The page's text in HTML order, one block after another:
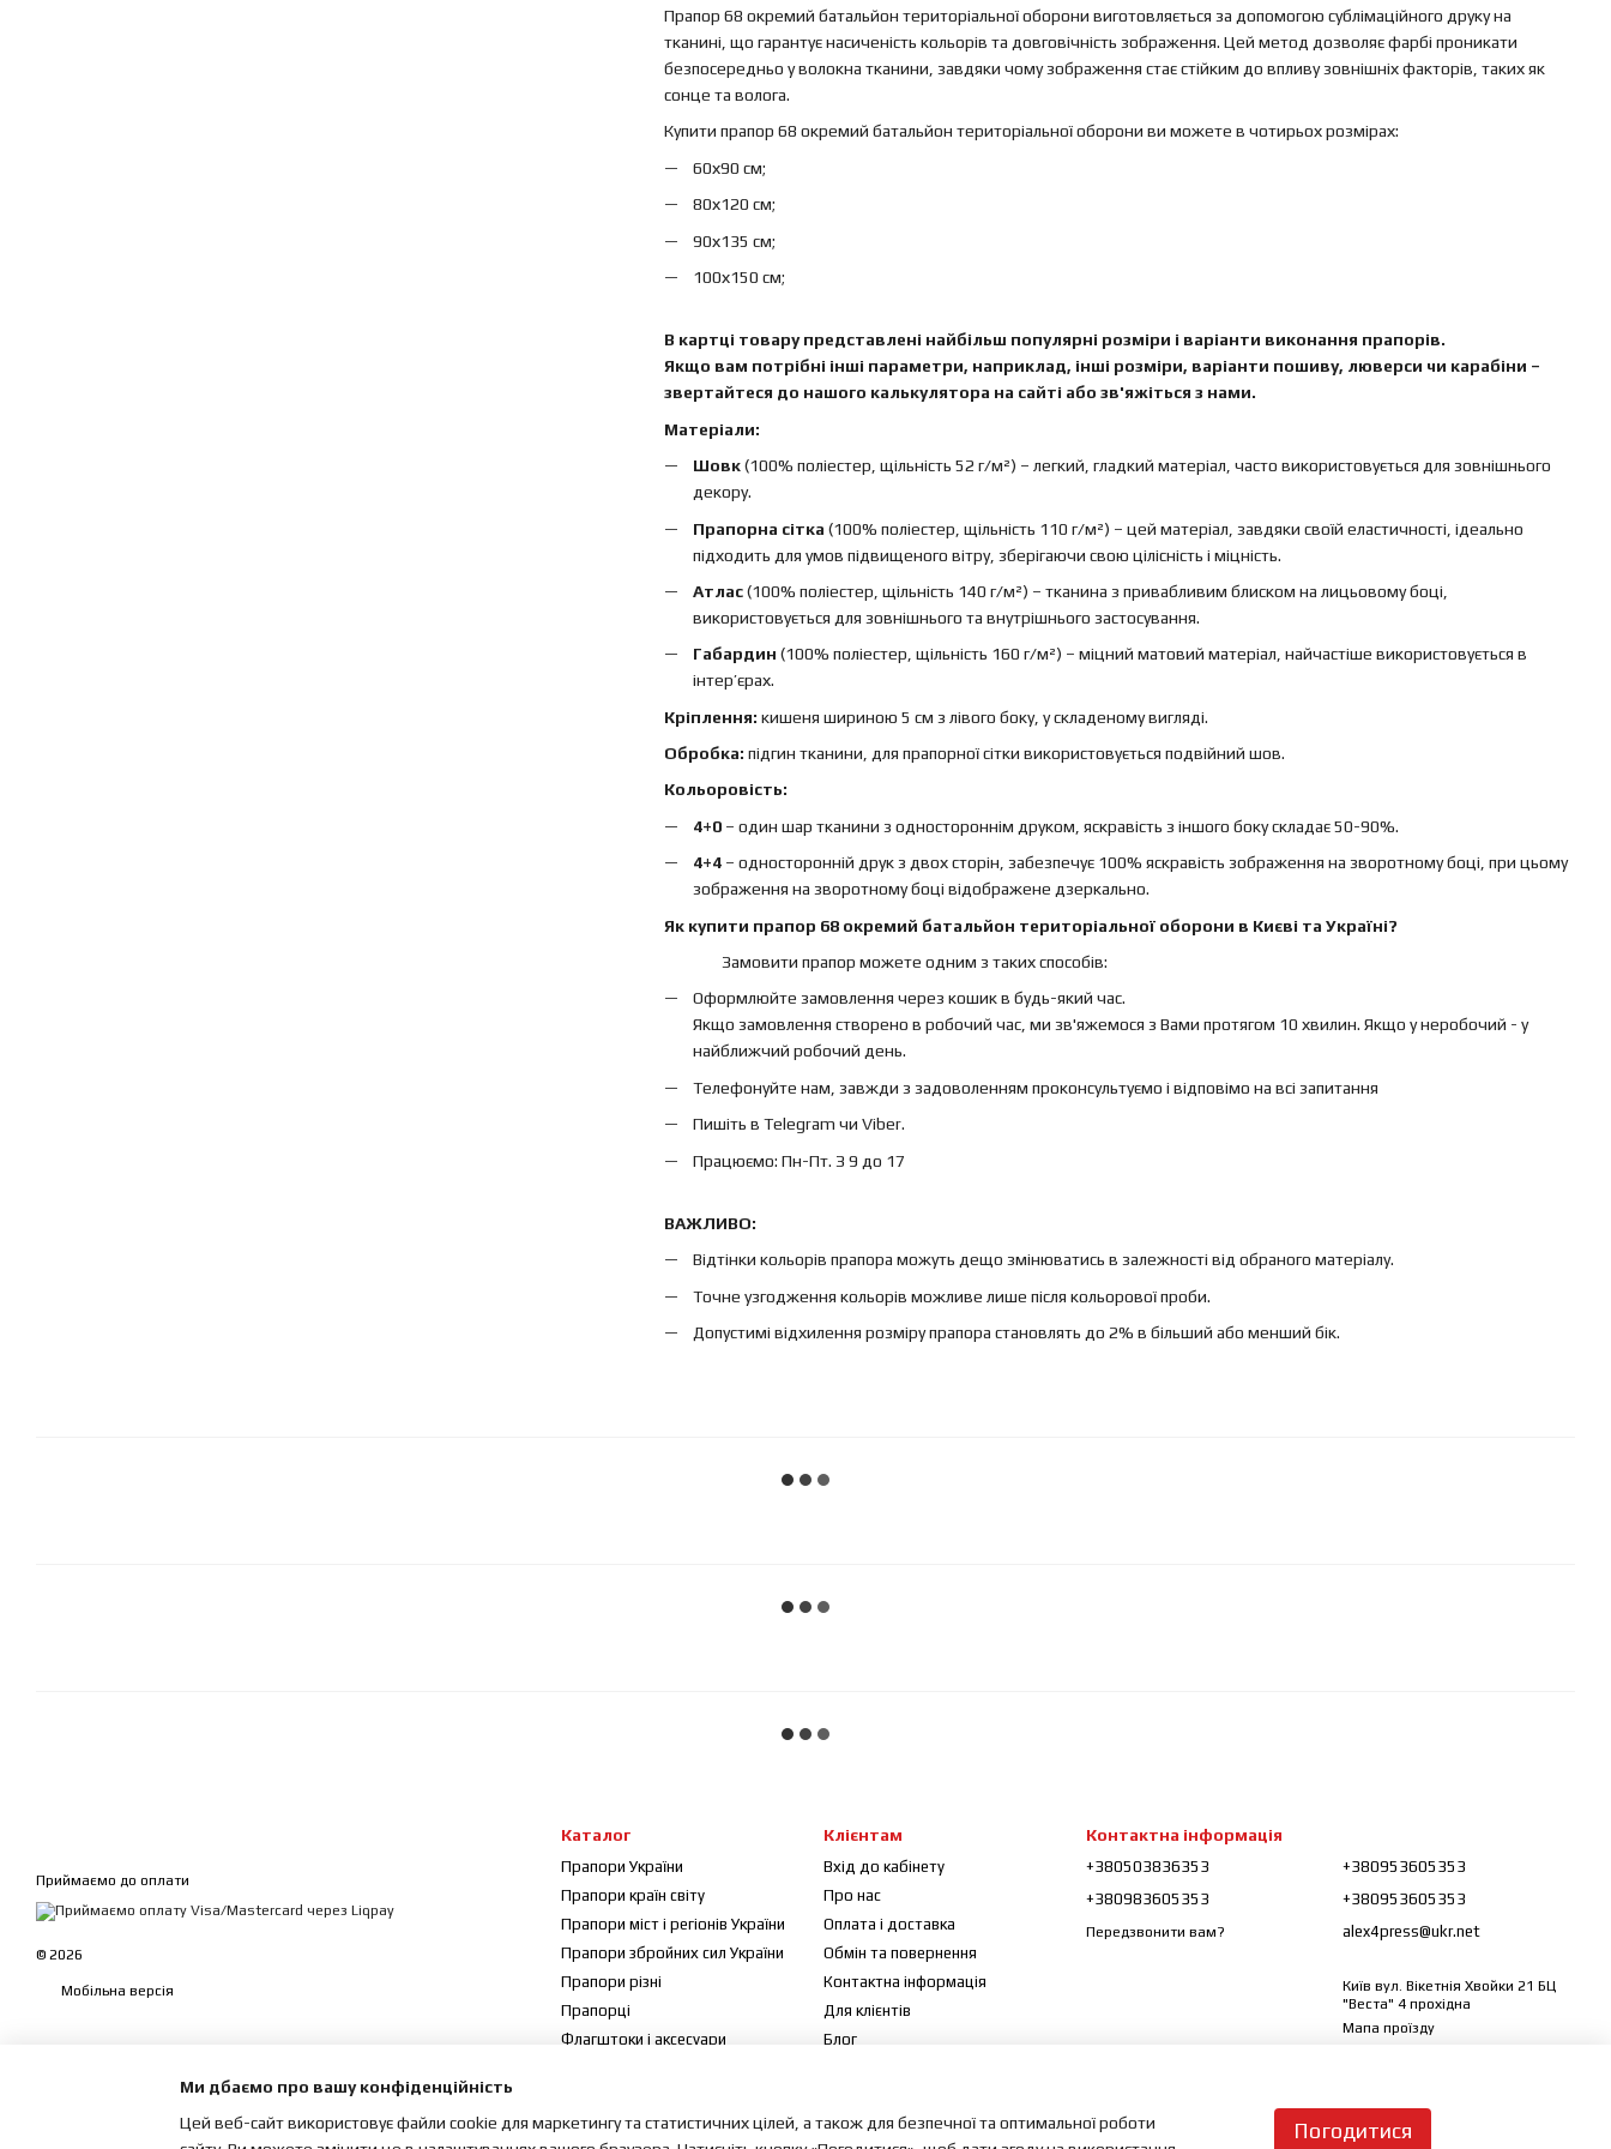
Прапор 68 окремий батальйон територіальної оборони виготовляється за допомогою сублімаційного друку на
тканині, що гарантує насиченість кольорів та довговічність зображення. Цей метод дозволяє фарбі проникати
безпосередньо у волокна тканини, завдяки чому зображення стає стійким до впливу зовнішніх факторів, таких як
сонце та волога.
Купити прапор 68 окремий батальйон територіальної оборони ви можете в чотирьох розмірах:
60х90 см;
80х120 см;
90х135 см;
100х150 см;
В картці товару представлені найбільш популярні розміри і варіанти виконання прапорів.
Якщо вам потрібні інші параметри, наприклад, інші розміри, варіанти пошиву, люверси чи карабіни –
звертайтеся до нашого калькулятора на сайті або зв'яжіться з нами.
Матеріали:
Шовк(100% поліестер, щільність 52 г/м²) – легкий, гладкий матеріал, часто використовується для зовнішнього
декору.
Прапорна сітка (100% поліестер, щільність 110 г/м²) – цей матеріал, завдяки своїй еластичності, ідеально
підходить для умов підвищеного вітру, зберігаючи свою цілісність і міцність.
Атлас(100% поліестер, щільність 140 г/м²) – тканина з привабливим блиском на лицьовому боці,
використовується для зовнішнього та внутрішнього застосування.
Габардин (100% поліестер, щільність 160 г/м²) – міцний матовий матеріал, найчастіше використовується в
інтер’єрах.
Кріплення: кишеня шириною 5 см з лівого боку, у складеному вигляді.
Обробка: підгин тканини, для прапорної сітки використовується подвійний шов.
Кольоровість:
4+0– один шар тканини з одностороннім друком, яскравість з іншого боку складає 50-90%.
4+4– односторонній друк з двох сторін, забезпечує 100% яскравість зображення на зворотному боці, при цьому
зображення на зворотному боці відображене дзеркально.
Як купити прапор 68 окремий батальйон територіальної оборони в Києві та Україні?
Замовити прапор можете одним з таких способів:
Оформлюйте замовлення через кошик в будь-який час.
Якщо замовлення створено в робочий час, ми зв'яжемося з Вами протягом 10 хвилин. Якщо у неробочий - у
найближчий робочий день.
Телефонуйте нам, завжди з задоволенням проконсультуємо і відповімо на всі запитання
Пишіть в Telegram чи Viber.
Працюємо: Пн-Пт. З 9 до 17
ВАЖЛИВО:
Відтінки кольорів прапора можуть дещо змінюватись в залежності від обраного матеріалу.
Точне узгодження кольорів можливе лише після кольорової проби.
Допустимі відхилення розміру прапора становлять до 2% в більший або менший бік.
Приймаємо до оплати
© 2026
Мобільна версія
Каталог
Прапори України
Прапори країн світу
Прапори міст і регіонів України
Прапори збройних сил України
Прапори різні
Прапорці
Флагштоки і аксесуари
Клієнтам
Вхід до кабінету
Про нас
Оплата і доставка
Обмін та повернення
Контактна інформація
Для клієнтів
Блог
Мапа сайту
Контактна інформація
+380503836353
+380983605353
Передзвонити вам?
+380953605353
+380953605353
alex4press@ukr.net
Київ вул. Вікетнія Хвойки 21 БЦ
"Веста" 4 прохідна
Мапа проїзду
Ми дбаємо про вашу конфіденційність
Цей веб-сайт використовує файли cookie для маркетингу та статистичних цілей, а також для безпечної та оптимальної роботи
Погодитися